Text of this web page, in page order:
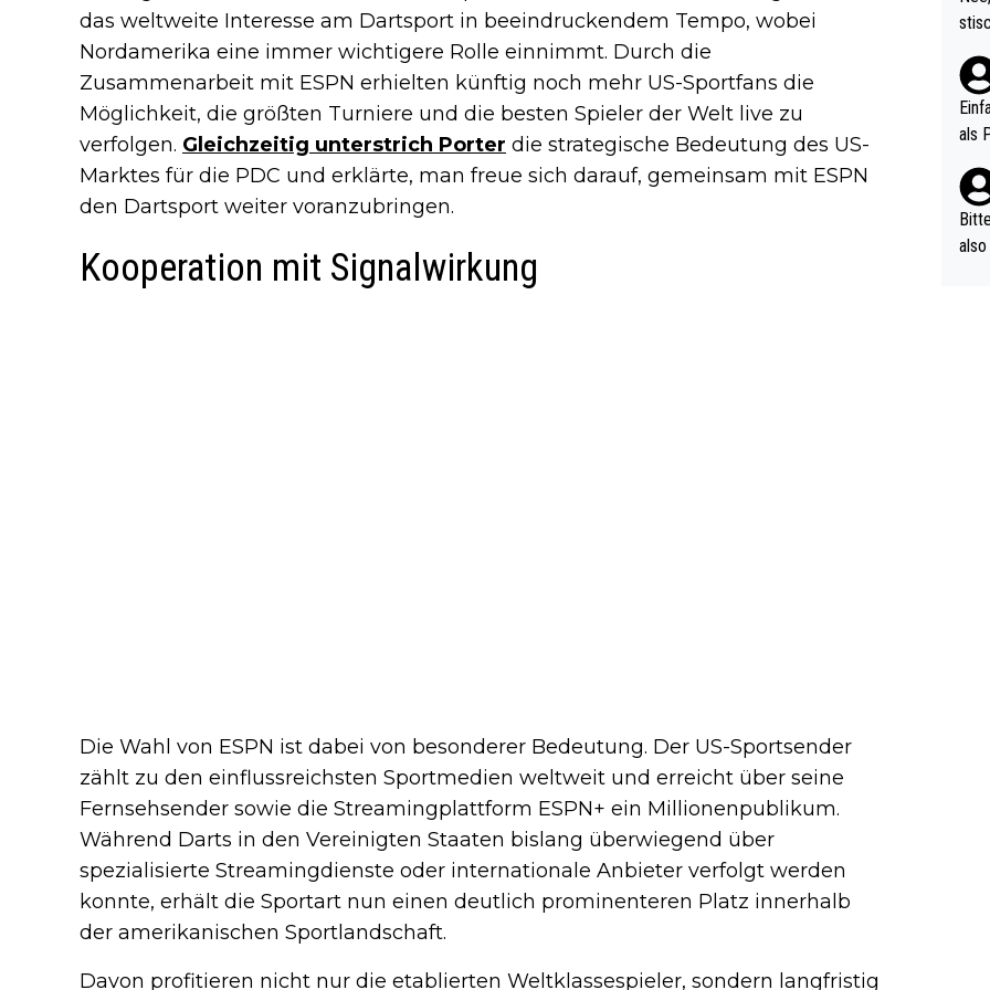
das weltweite Interesse am Dartsport in beeindruckendem Tempo, wobei
Nordamerika eine immer wichtigere Rolle einnimmt. Durch die
Zusammenarbeit mit ESPN erhielten künftig noch mehr US-Sportfans die
Möglichkeit, die größten Turniere und die besten Spieler der Welt live zu
verfolgen. Gleichzeitig unterstrich Porter die strategische Bedeutung des US-
Marktes für die PDC und erklärte, man freue sich darauf, gemeinsam mit ESPN
den Dartsport weiter voranzubringen.
Kooperation mit Signalwirkung
Die Wahl von ESPN ist dabei von besonderer Bedeutung. Der US-Sportsender
zählt zu den einflussreichsten Sportmedien weltweit und erreicht über seine
Fernsehsender sowie die Streamingplattform ESPN+ ein Millionenpublikum.
Während Darts in den Vereinigten Staaten bislang überwiegend über
spezialisierte Streamingdienste oder internationale Anbieter verfolgt werden
konnte, erhält die Sportart nun einen deutlich prominenteren Platz innerhalb
der amerikanischen Sportlandschaft.
Davon profitieren nicht nur die etablierten Weltklassespieler, sondern langfristig
(in
als
nes
ttler
vV
als